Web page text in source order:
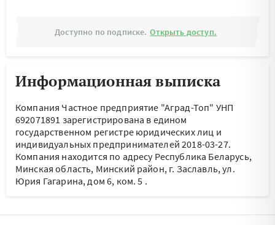
Доступно по подписке. Открыть доступ.
Информационная выписка
Компания Частное предприятие "Аград-Топ" УНП
692071891 зарегистрирована в едином
государственном регистре юридических лиц и
индивидуальных предпринимателей 2018-03-27.
Компания находится по адресу Республика Беларусь,
Минская область, Минский район, г. Заславль, ул.
Юрия Гагарина, дом 6, ком. 5 .